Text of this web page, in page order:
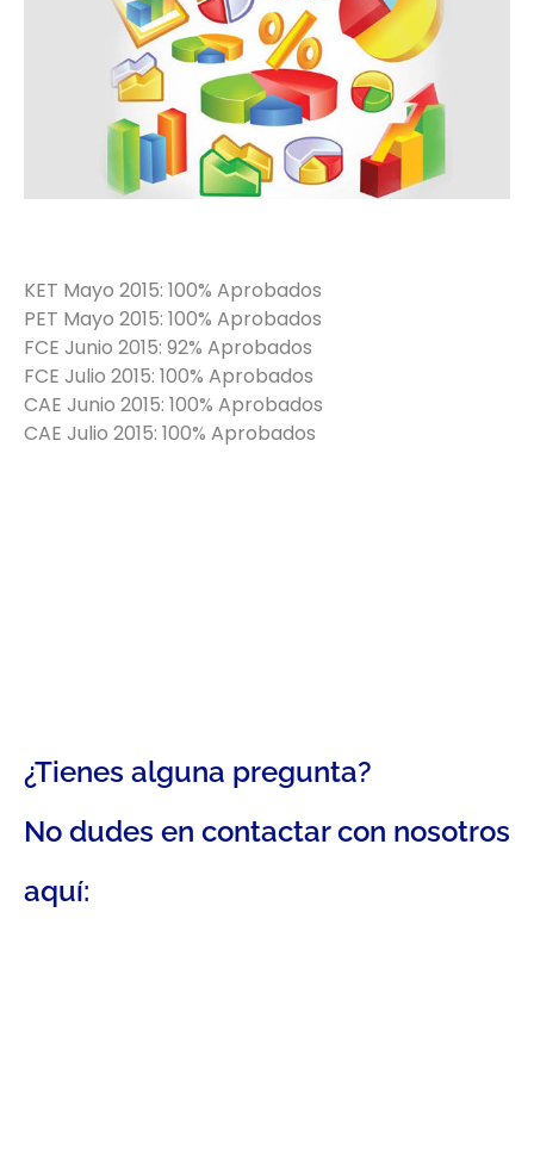
KET Mayo 2015: 100% Aprobados
PET Mayo 2015: 100% Aprobados
FCE Junio 2015: 92% Aprobados
FCE Julio 2015: 100% Aprobados
CAE Junio 2015: 100% Aprobados
CAE Julio 2015: 100% Aprobados
¿Tienes alguna pregunta?
No dudes en contactar con nosotros
aquí: